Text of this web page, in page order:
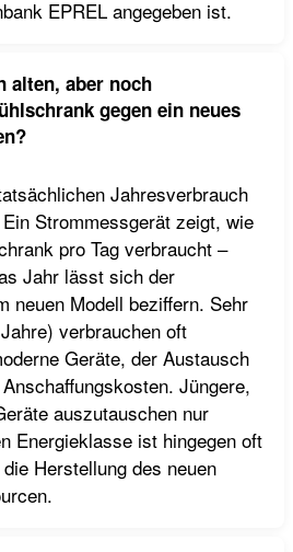
EPREL angegeben ist.
alten, aber noch
gegen ein neues
Jahresverbrauch
Strommessgerät zeigt, wie
pro Tag verbraucht –
Jahr lässt sich der
neuen Modell beziffern. Sehr
verbrauchen oft
Geräte, der Austausch
Jüngere,
auszutauschen nur
Energieklasse ist hingegen oft
Herstellung des neuen